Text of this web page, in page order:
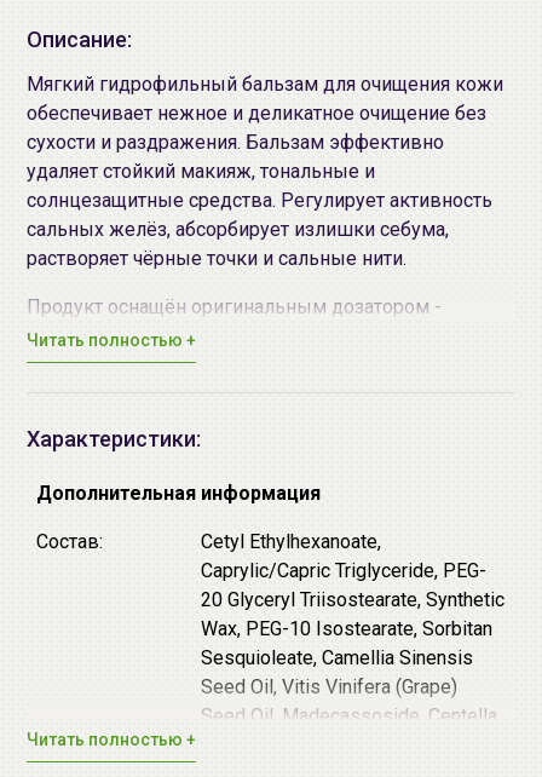
Описание:
Мягкий гидрофильный бальзам для очищения кожи
обеспечивает нежное и деликатное очищение без
сухости и раздражения. Бальзам эффективно
удаляет стойкий макияж, тональные и
солнцезащитные средства. Регулирует активность
сальных желёз, абсорбирует излишки себума,
растворяет чёрные точки и сальные нити.
Продукт оснащён оригинальным дозатором -
точилкой, достаточно просто повернуть крышку, и
порция бальзама появится в виде нежной стружки.
Такой формат исключает контакт с руками, защищая
экономичный расход.
Подходит веганам. Не содержит красителей,
ароматизаторов и продуктов животного
Основные действующие компоненты:
Масло зелёного чая - антиоксидант, оказывает
защитное и противовоспалительное действие,
удаляет ороговевшие клетки и ускоряет
обновление рогового слоя эпидермиса.
Читать полностью +
Характеристики:
Дополнительная информация
Состав:
Cetyl Ethylhexanoate,
Caprylic/Capric Triglyceride, PEG-
20 Glyceryl Triisostearate, Synthetic
Wax, PEG-10 Isostearate, Sorbitan
Sesquioleate, Camellia Sinensis
Seed Oil, Vitis Vinifera (Grape)
Seed Oil, Madecassoside, Centella
Читать полностью +